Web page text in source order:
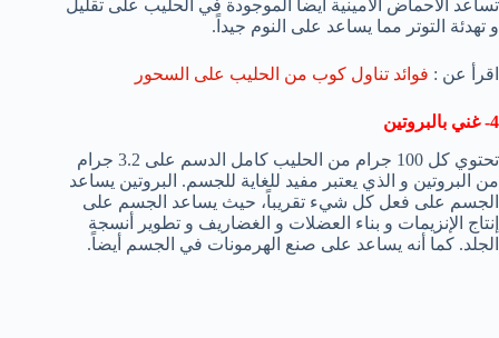
تساعد الأحماض الأمينية أيضاً الموجودة في الحليب على تقليل
و تهدئة التوتر مما يساعد على النوم جيداً.
اقرأ عن : فوائد تناول كوب من الحليب على السحور
4- غني بالبروتين
تحتوي كل 100 جرام من الحليب كامل الدسم على 3.2 جرام
من البروتين و الذي يعتبر مفيد للغاية للجسم. البروتين يساعد
الجسم على فعل كل شيء تقريباً، حيث يساعد الجسم على
إنتاج الإنزيمات و بناء العضلات و الغضاريف و تطوير أنسجة
الجلد. كما أنه يساعد على صنع الهرمونات في الجسم أيضاً.